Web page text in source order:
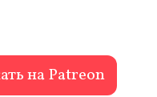
на Patreon